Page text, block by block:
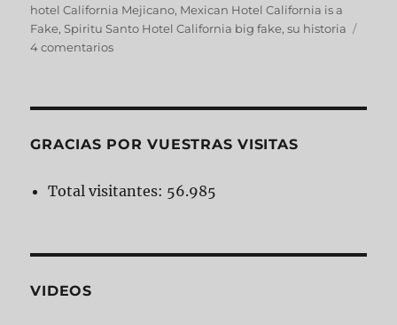
hotel California Mejicano, Mexican Hotel California is a
Fake,Spiritu Santo Hotel California big fake,su historia
4 comentarios
GRACIAS POR VUESTRAS VISITAS
Total visitantes: 56.985
VIDEOS